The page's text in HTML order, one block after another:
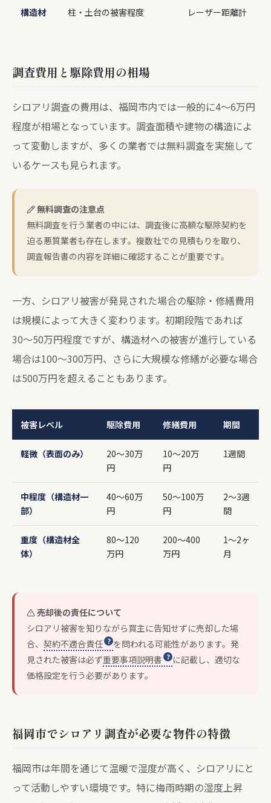
構造材 柱・土台の被害程度 レーザー距離計
調査費用と駆除費用の相場
シロアリ調査の費用は、福岡市内では一般的に4〜6万円
程度が相場となっています。調査面積や建物の構造によ
って変動しますが、多くの業者では無料調査を実施して
いるケースも見られます。
無料調査の注意点
無料調査を行う業者の中には、調査後に高額な駆除契約を
迫る悪質業者も存在します。複数社での見積もりを取り、
調査報告書の内容を詳細に確認することが重要です。
一方、シロアリ被害が発見された場合の駆除・修繕費用
は規模によって大きく変わります。初期段階であれば
30〜50万円程度ですが、構造材への被害が進行している
場合は100〜300万円、さらに大規模な修繕が必要な場合
は500万円を超えることもあります。
被害レベル 駆除費用 修繕費用 期間
軽微（表面のみ）
20〜30万
円
10〜20万
円
1週間
中程度（構造材一
部）
40〜60万
円
50〜100万
円
2〜3週
間
重度（構造材全
体）
80〜120
万円
200〜400
万円
1〜2ヶ
月
売却後の責任について
シロアリ被害を知りながら買主に告知せずに売却した場
合、 契約不適合責任
を問われる可能性があります。発
見された被害は必ず重要事項説明書
に記載し、適切な
価格設定を行う必要があります。
福岡市でシロアリ調査が必要な物件の特徴
福岡市は年間を通じて温暖で湿度が高く、シロアリにと
って活動しやすい環境です。特に梅雨時期の湿度上昇